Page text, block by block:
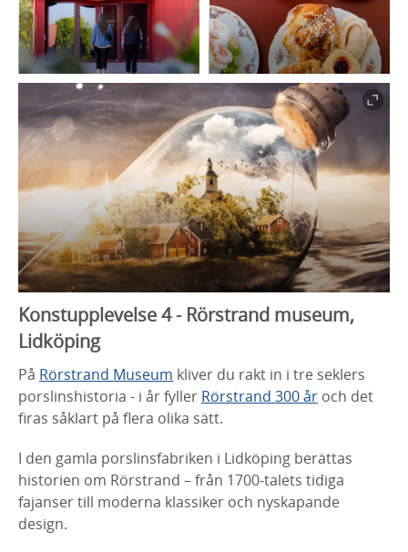
Konstupplevelse 4 - Rörstrand museum,
Lidköping
På Rörstrand Museum kliver du rakt in i tre seklers
porslinshistoria - i år fyller Rörstrand 300 år och det
firas såklart på flera olika sätt.
I den gamla porslinsfabriken i Lidköping berättas
historien om Rörstrand – från 1700-talets tidiga
fajanser till moderna klassiker och nyskapande
design.